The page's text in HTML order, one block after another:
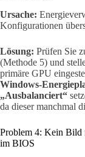
Ursache:
Konfigurationen
Lösung: Prüfen Sie
(Methode 5) und
primäre GPU
Windows-
„Ausbalanciert“
da dieser manchmal
Problem 4: Kein Bild
im BIOS